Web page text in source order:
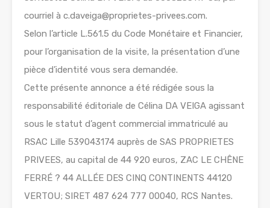
courriel à c.daveiga@proprietes-privees.com.
Selon l’article L.561.5 du Code Monétaire et Financier,
pour l’organisation de la visite, la présentation d’une
pièce d’identité vous sera demandée.
Cette présente annonce a été rédigée sous la
responsabilité éditoriale de Célina DA VEIGA agissant
sous le statut d’agent commercial immatriculé au
RSAC Lille 539043174 auprès de SAS PROPRIETES
PRIVEES, au capital de 44 920 euros, ZAC LE CHÊNE
FERRÉ ? 44 ALLÉE DES CINQ CONTINENTS 44120
VERTOU; SIRET 487 624 777 00040, RCS Nantes.